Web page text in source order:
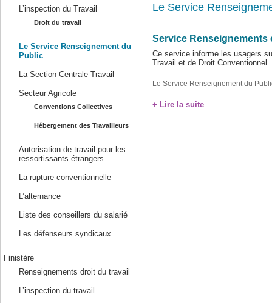
L’inspection du Travail
Droit du travail
Le Service Renseignement du
Public
La Section Centrale Travail
Secteur Agricole
Conventions Collectives
Hébergement des Travailleurs
Autorisation de travail pour les
ressortissants étrangers
La rupture conventionnelle
L’alternance
Liste des conseillers du salarié
Les défenseurs syndicaux
Finistère
Renseignements droit du travail
L’inspection du travail
Le Service
Service Renseignements
Ce service informe les usagers
Travail et de Droit Conventionnel
Le Service Renseignement du
+ Lire la suite